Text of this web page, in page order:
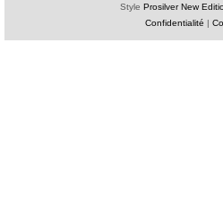
Style Prosilver New
Confidentialité |